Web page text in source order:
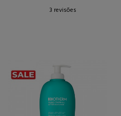
3 revisões